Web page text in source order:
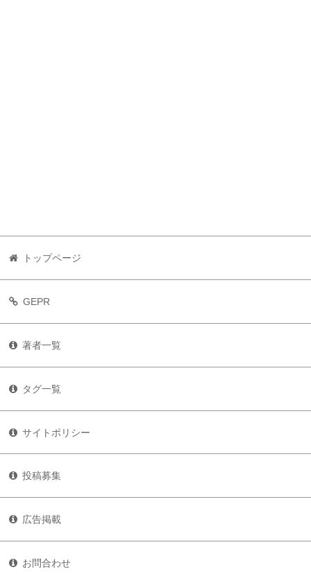
トップページ
GEPR
著者一覧
タグ一覧
サイトポリシー
投稿募集
広告掲載
お問合わせ